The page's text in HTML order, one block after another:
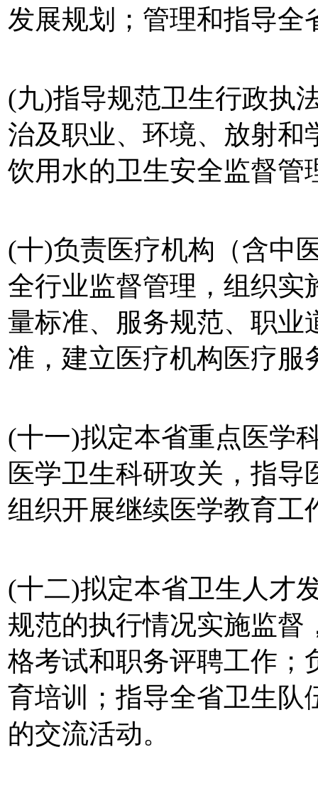
发展规划；管理和指导全
(九)指导规范卫生行政执
治及职业、环境、放射和
饮用水的卫生安全监督管
(十)负责医疗机构（含中
全行业监督管理，组织实
量标准、服务规范、职业
准，建立医疗机构医疗服
(十一)拟定本省重点医学
医学卫生科研攻关，指
组织开展继续医学教育工
(十二)拟定本省卫生人才
规范的执行情况实施监督
格考试和职务评聘工作；
育培训；指导全省卫生队
的交流活动。